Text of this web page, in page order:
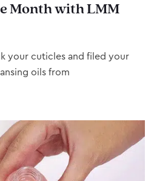
Month with LMM
your cuticles and filed your
oils from